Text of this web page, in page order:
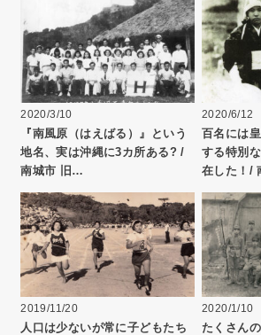
2020/3/10
『南風原（はえばる）』という
地名、実は沖縄に3カ所ある? /
南城市 旧…
2020/6/12
百名には
する特別
在した！/
2019/11/20
人口は少ないが常に子どもたち
2020/1/10
たくさん